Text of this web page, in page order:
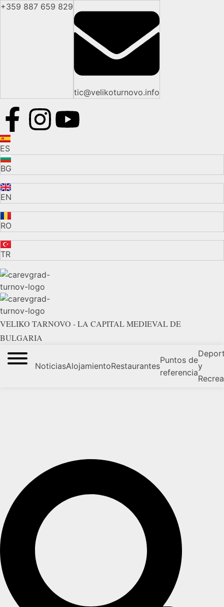
+359 887 659 829
tic@velikoturnovo.info
ES
BG
EN
RO
TR
VELIKO TARNOVO - LA CAPITAL MEDIEVAL DE
BULGARIA
NoticiasAlojamientoRestaurantes
Puntos de
referencia
y